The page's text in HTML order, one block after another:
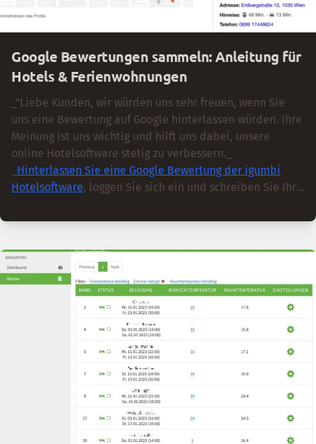
Google Bewertungen sammeln: Anleitung für
Hotels & Ferienwohnungen
_"Liebe Kunden, wir würden uns sehr freuen, wenn Sie
uns eine Bewertung auf Google hinterlassen würden. Ihre
Meinung ist uns wichtig und hilft uns dabei, unsere
online Hotelsoftware stetig zu verbessern._
Hinterlassen Sie eine Google Bewertung der igumbi
Hotelsoftware, loggen Sie sich ein und schreiben Sie Ihre
_Vielen Dank im Voraus für Ihre Unterstützung!"_